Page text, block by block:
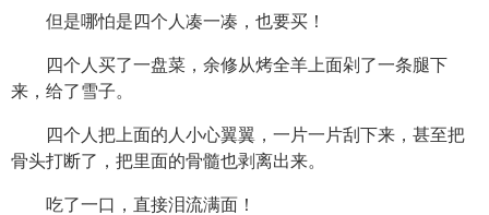
但是哪怕是四个人凑一凑，也要买！
四个人买了一盘菜，余修从烤全羊上面剁了一条腿下
来，给了雪子。
四个人把上面的人小心翼翼，一片一片刮下来，甚至把
骨头打断了，把里面的骨髓也剥离出来。
吃了一口，直接泪流满面！